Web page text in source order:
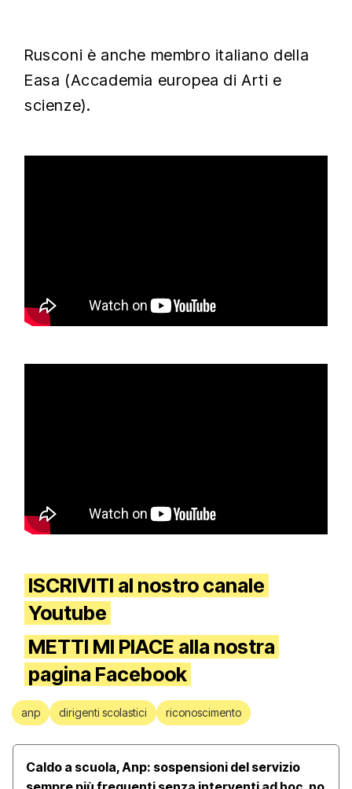
Rusconi è anche membro italiano della
Easa (Accademia europea di Arti e
scienze).
ISCRIVITI al nostro canale
Youtube
METTI MI PIACE alla nostra
pagina Facebook
anp dirigenti scolastici riconoscimento
Caldo a scuola, Anp: sospensioni del servizio